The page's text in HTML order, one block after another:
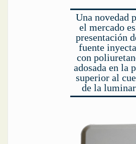
Una novedad
el mercado
presentación
fuente
con
adosada en la
superior al
de la